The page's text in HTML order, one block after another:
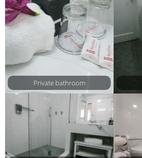
Private bathroom